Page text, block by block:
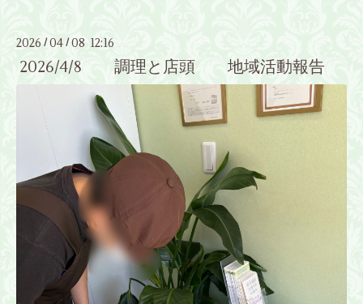
2026 /04 /08 12:16
2026/4/8 調理と店頭 地域活動報告